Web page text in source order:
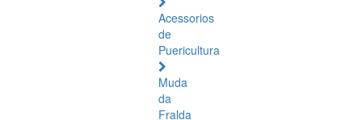
Acessorios
de
Puericultura
Muda
da
Fralda